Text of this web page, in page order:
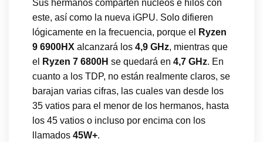
Sus hermanos comparten núcleos e hilos con
este, así como la nueva iGPU. Solo difieren
lógicamente en la frecuencia, porque el
Ryzen
9 6900HX alcanzará los 4,9 GHz, mientras que
el
Ryzen 7 6800H se quedará en 4,7 GHz. En
cuanto a los TDP, no están realmente claros, se
barajan varias cifras, las cuales van desde los
35 vatios para el menor de los hermanos, hasta
los 45 vatios o incluso por encima con los
llamados 45W+.